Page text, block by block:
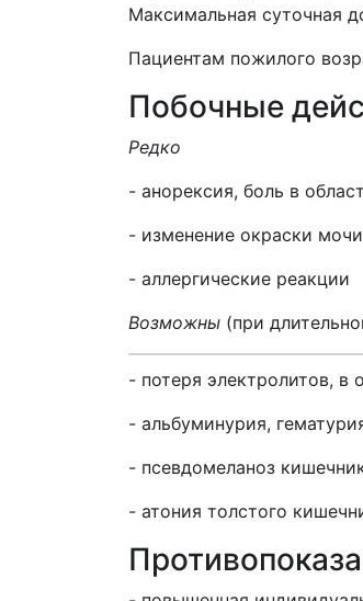
Максимальная суточная
Пациентам пожилого
Побочные
Редко
- анорексия, боль в
- изменение окраски мочи
- аллергические реакции
Возможны (при
- потеря электролитов, в
- альбуминурия,
- псевдомеланоз
- атония толстого